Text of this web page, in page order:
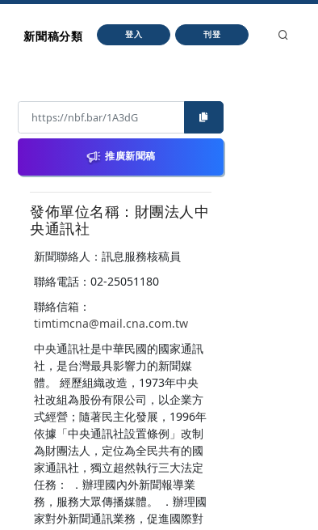
新聞稿分類 登入 刊登
推廣新聞稿
發佈單位名稱：財團法人中
央通訊社
新聞聯絡人：訊息服務核稿員
聯絡電話：02-25051180
聯絡信箱：
timtimcna@mail.cna.com.tw
中央通訊社是中華民國的國家通訊
社，是台灣最具影響力的新聞媒
體。 經歷組織改造，1973年中央
社改組為股份有限公司，以企業方
式經營；隨著民主化發展，1996年
依據「中央通訊社設置條例」改制
為財團法人，定位為全民共有的國
家通訊社，獨立超然執行三大法定
任務： ．辦理國內外新聞報導業
務，服務大眾傳播媒體。 ．辦理國
家對外新聞通訊業務，促進國際對